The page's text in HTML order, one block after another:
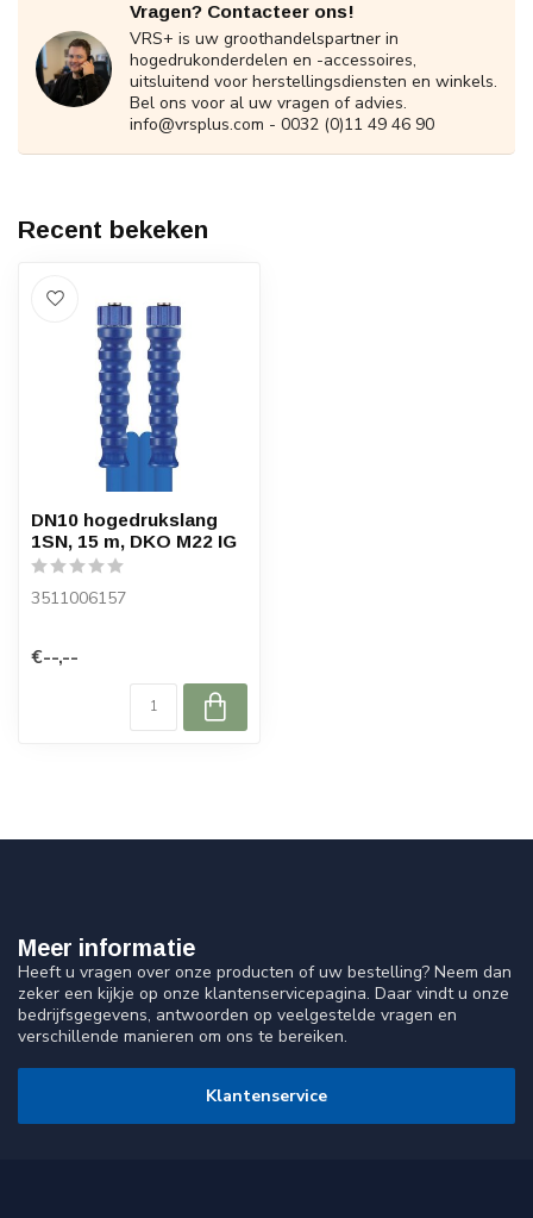
Vragen? Contacteer ons!
VRS+ is uw groothandelspartner in
hogedrukonderdelen en -accessoires,
uitsluitend voor herstellingsdiensten en winkels.
Bel ons voor al uw vragen of advies.
info@vrsplus.com - 0032 (0)11 49 46 90
Recent bekeken
DN10 hogedrukslang
1SN, 15 m, DKO M22 IG
3511006157
€--,--
Meer informatie
Heeft u vragen over onze producten of uw bestelling? Neem dan
zeker een kijkje op onze klantenservicepagina. Daar vindt u onze
bedrijfsgegevens, antwoorden op veelgestelde vragen en
verschillende manieren om ons te bereiken.
Klantenservice